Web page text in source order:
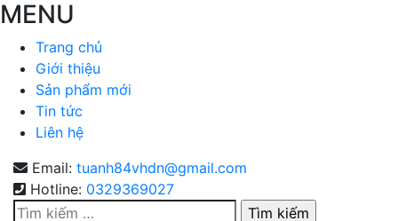
MENU
Trang chủ
Giới thiệu
Sản phẩm mới
Tin tức
Liên hệ
Email: tuanh84vhdn@gmail.com
Hotline: 0329369027
Tìm